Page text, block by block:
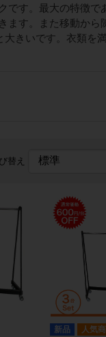
です。最大の特徴
ます。また移動か
大きいです。衣類を
替え
新品 人気